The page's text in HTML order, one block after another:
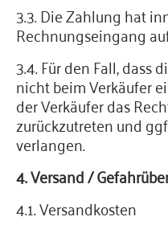
3.3. Die Zahlung hat
Rechnungseingang
3.4. Für den Fall, dass
nicht beim Verkäufer
der Verkäufer das
zurückzutreten und
verlangen.
4. Versand /
4.1. Versandkosten